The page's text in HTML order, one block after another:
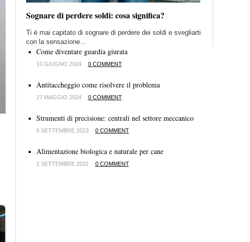
Sognare di perdere soldi: cosa significa?
Ti è mai capitato di sognare di perdere dei soldi e svegliarti
con la sensazione…
Come diventare guardia giurata
10 GIUGNO 2024 0 COMMENT
Antitaccheggio come risolvere il problema
27 MAGGIO 2024 0 COMMENT
Strumenti di precisione: centrali nel settore meccanico
5 SETTEMBRE 2023 0 COMMENT
Alimentazione biologica e naturale per cane
1 SETTEMBRE 2022 0 COMMENT